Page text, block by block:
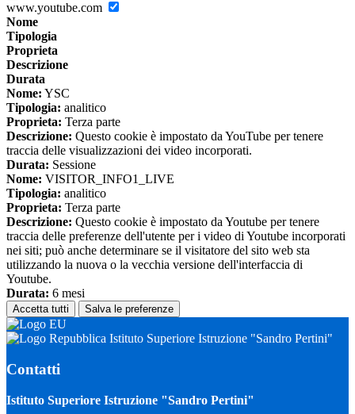
www.youtube.com
Nome
Tipologia
Proprieta
Descrizione
Durata
Nome: YSC
Tipologia: analitico
Proprieta: Terza parte
Descrizione: Questo cookie è impostato da YouTube per tenere
traccia delle visualizzazioni dei video incorporati.
Durata: Sessione
Nome: VISITOR_INFO1_LIVE
Tipologia: analitico
Proprieta: Terza parte
Descrizione: Questo cookie è impostato da Youtube per tenere
traccia delle preferenze dell'utente per i video di Youtube incorporati
nei siti; può anche determinare se il visitatore del sito web sta
utilizzando la nuova o la vecchia versione dell'interfaccia di
Youtube.
Durata: 6 mesi
Accetta tutti Salva le preferenze
Istituto Superiore Istruzione "Sandro Pertini"
Contatti
Istituto Superiore Istruzione "Sandro Pertini"